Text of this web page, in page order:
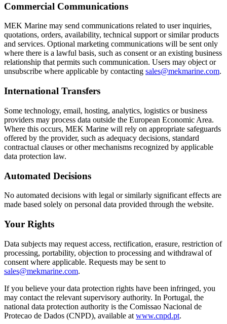
Commercial Communications
MEK Marine may send communications related to user inquiries,
quotations, orders, availability, technical support or similar products
and services. Optional marketing communications will be sent only
where there is a lawful basis, such as consent or an existing business
relationship that permits such communication. Users may object or
unsubscribe where applicable by contacting sales@mekmarine.com.
International Transfers
Some technology, email, hosting, analytics, logistics or business
providers may process data outside the European Economic Area.
Where this occurs, MEK Marine will rely on appropriate safeguards
offered by the provider, such as adequacy decisions, standard
contractual clauses or other mechanisms recognized by applicable
data protection law.
Automated Decisions
No automated decisions with legal or similarly significant effects are
made based solely on personal data provided through the website.
Your Rights
Data subjects may request access, rectification, erasure, restriction of
processing, portability, objection to processing and withdrawal of
consent where applicable. Requests may be sent to
sales@mekmarine.com.
If you believe your data protection rights have been infringed, you
may contact the relevant supervisory authority. In Portugal, the
national data protection authority is the Comissao Nacional de
Protecao de Dados (CNPD), available at www.cnpd.pt.